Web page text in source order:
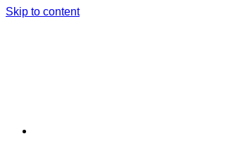
Skip to content